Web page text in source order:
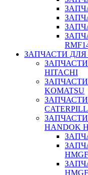
ЗАПЧАСТИ
HITACHI
KOMATSU
HANDOK